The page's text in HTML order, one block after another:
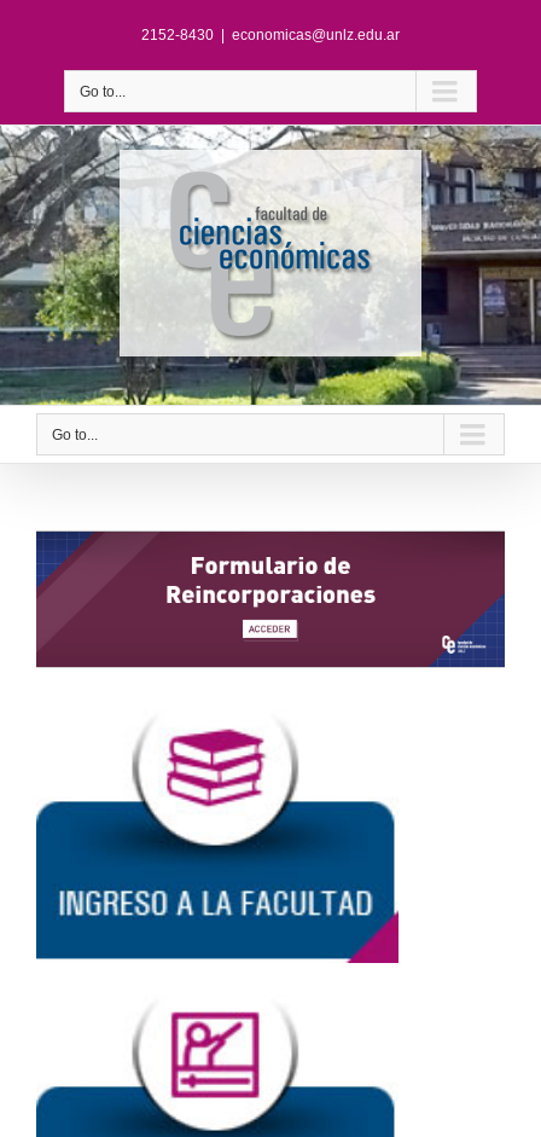
2152-8430 economicas@unlz.edu.ar
Go to...
Go to...